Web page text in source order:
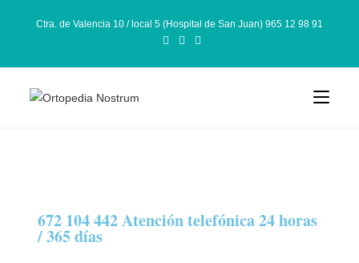
Ctra. de Valencia 10 / local 5 (Hospital de San Juan) 965 12 98 91
672 104 442 Atención telefónica 24 horas
/ 365 días